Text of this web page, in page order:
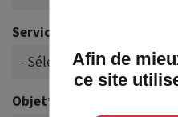
Service
Objet*
Afin de
ce site